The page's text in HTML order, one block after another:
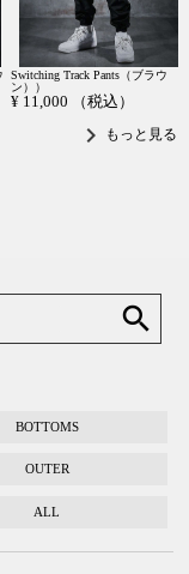
Switching Track Pants（ブラウ
ン））
¥ 11,000 （税込）
chevron_right もっと見る
search
BOTTOMS
OUTER
ALL